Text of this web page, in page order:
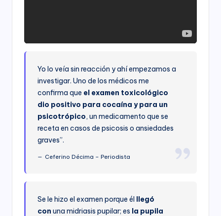
Yo lo veía sin reacción y ahí empezamos a
investigar. Uno de los médicos me
confirma que el examen toxicológico
dio positivo para cocaína y para un
psicotrópico, un medicamento que se
receta en casos de psicosis o ansiedades
graves”.
Ceferino Décima – Periodista
Se le hizo el examen porque él llegó
con una midriasis pupilar; es la pupila